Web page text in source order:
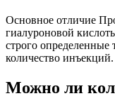
Основное отличие
гиалуроновой
строго определенные
количество инъекций.
Можно ли